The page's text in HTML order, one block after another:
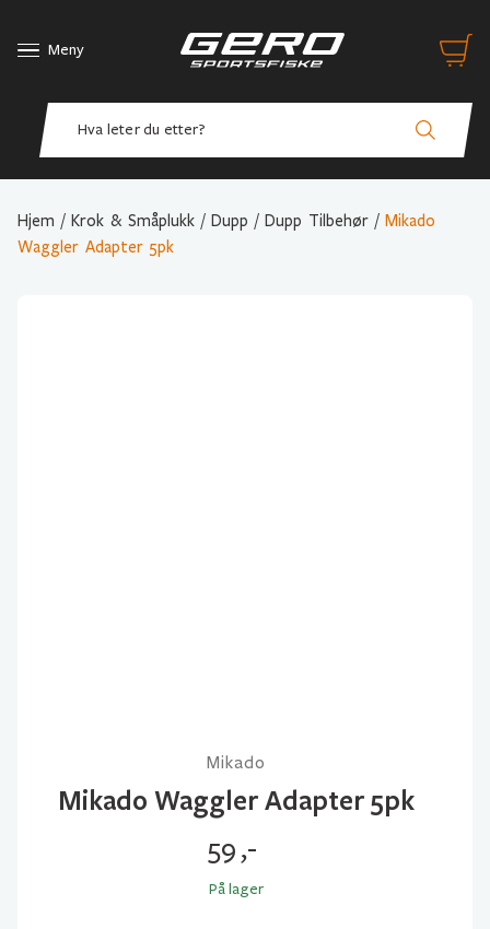
Meny
Hjem / Krok & Småplukk / Dupp / Dupp Tilbehør / Mikado
Waggler Adapter 5pk
Mikado
Mikado Waggler Adapter 5pk
59,-
På lager